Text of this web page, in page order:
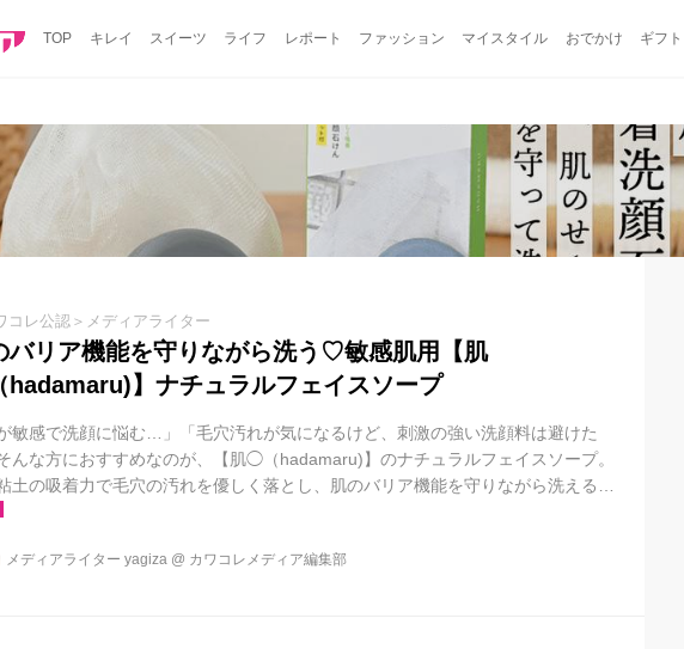
TOP キレイ スイーツ ライフ レポート ファッション マイスタイル おでかけ ギフト
コレ公認＞メディアライター
バリア機能を守りながら洗う♡敏感肌用【肌
】ナチュラルフェイスソープ
が敏感で洗顔に悩む…」「毛穴汚れが気になるけど、刺激の強い洗顔料は避けた
んな方におすすめなのが、【肌◯（hadamaru)】のナチュラルフェイスソープ。
土の吸着力で毛穴の汚れを優しく落とし、肌のバリア機能を守りながら洗える処
刺激で敏感肌でも安心して使えます。
メディアライター yagiza @ カワコレメディア編集部